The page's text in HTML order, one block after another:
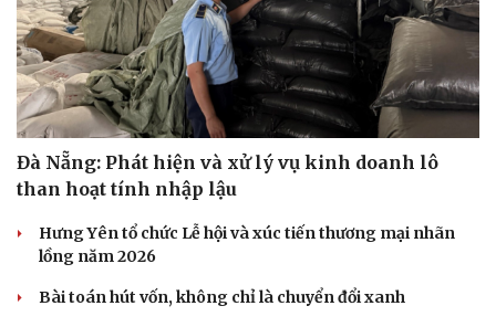
Đà Nẵng: Phát hiện và xử lý vụ kinh doanh lô
than hoạt tính nhập lậu
Hưng Yên tổ chức Lễ hội và xúc tiến thương mại nhãn
lồng năm 2026
Bài toán hút vốn, không chỉ là chuyển đổi xanh